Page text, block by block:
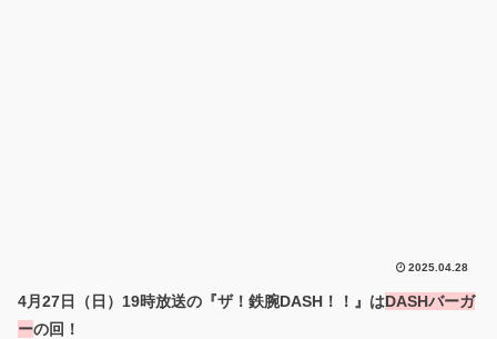
2025.04.28
4月27日（日）19時放送の『ザ！鉄腕DASH！！』はDASHバーガ
ーの回！